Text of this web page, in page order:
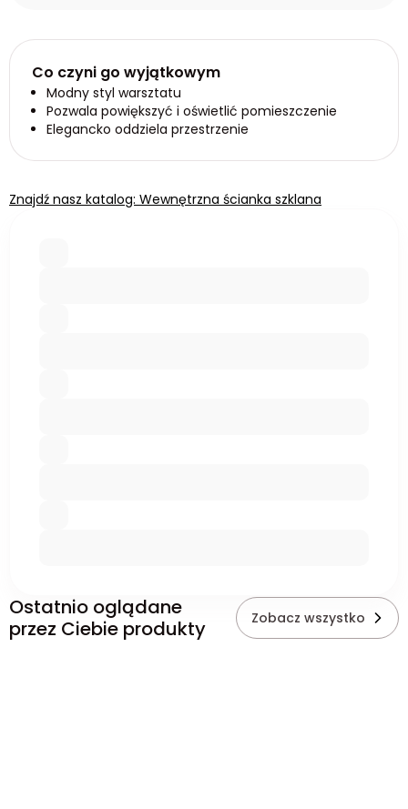
Co czyni go wyjątkowym
Modny styl warsztatu
Pozwala powiększyć i oświetlić pomieszczenie
Elegancko oddziela przestrzenie
Znajdź nasz katalog: Wewnętrzna ścianka szklana
Ostatnio oglądane
przez Ciebie produkty
Zobacz wszystko